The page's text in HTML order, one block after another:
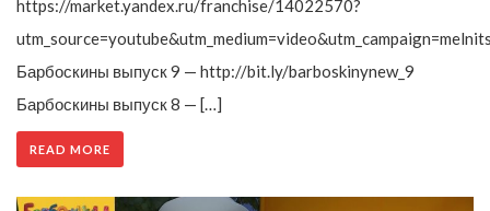
https://market.yandex.ru/franchise/14022570?
Барбоскины выпуск 9 — http://bit.ly/barboskinynew_9
Барбоскины выпуск 8 — […]
READ MORE